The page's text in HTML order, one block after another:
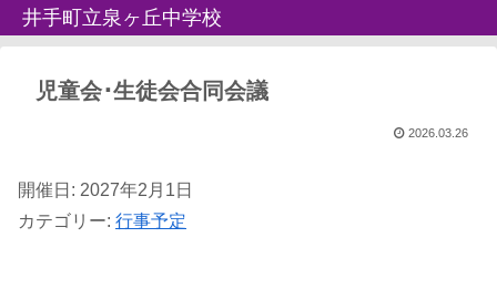
井手町立泉ヶ丘中学校
児童会･生徒会合同会議
2026.03.26
開催日: 2027年2月1日
カテゴリー: 行事予定